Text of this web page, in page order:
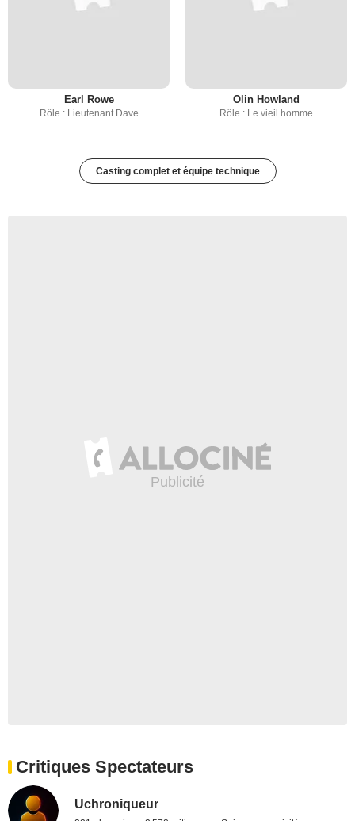
Earl Rowe
Rôle : Lieutenant Dave
Olin Howland
Rôle : Le vieil homme
Casting complet et équipe technique
Critiques Spectateurs
Uchroniqueur